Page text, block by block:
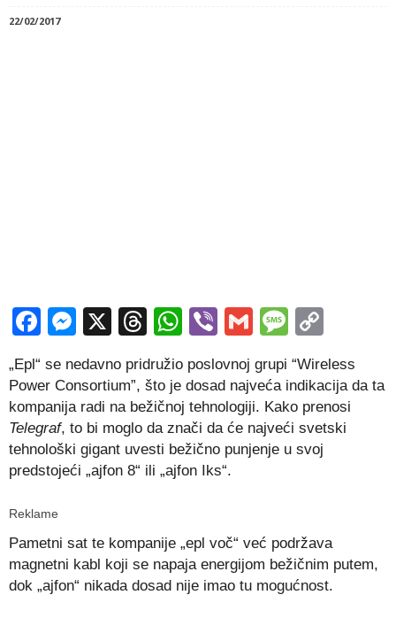
22/02/2017
Facebook
Messenger
X Threads
WhatsApp
ViberGmail
„Epl“ se nedavno pridružio poslovnoj grupi “Wireless
Power Consortium”, što je dosad najveća indikacija da ta
kompanija radi na bežičnoj tehnologiji. Kako prenosi
Telegraf, to bi moglo da znači da će najveći svetski
tehnološki gigant uvesti bežično punjenje u svoj
predstojeći „ajfon 8“ ili „ajfon Iks“.
Reklame
Pametni sat te kompanije „epl voč“ već podržava
magnetni kabl koji se napaja energijom bežičnim putem,
dok „ajfon“ nikada dosad nije imao tu mogućnost.